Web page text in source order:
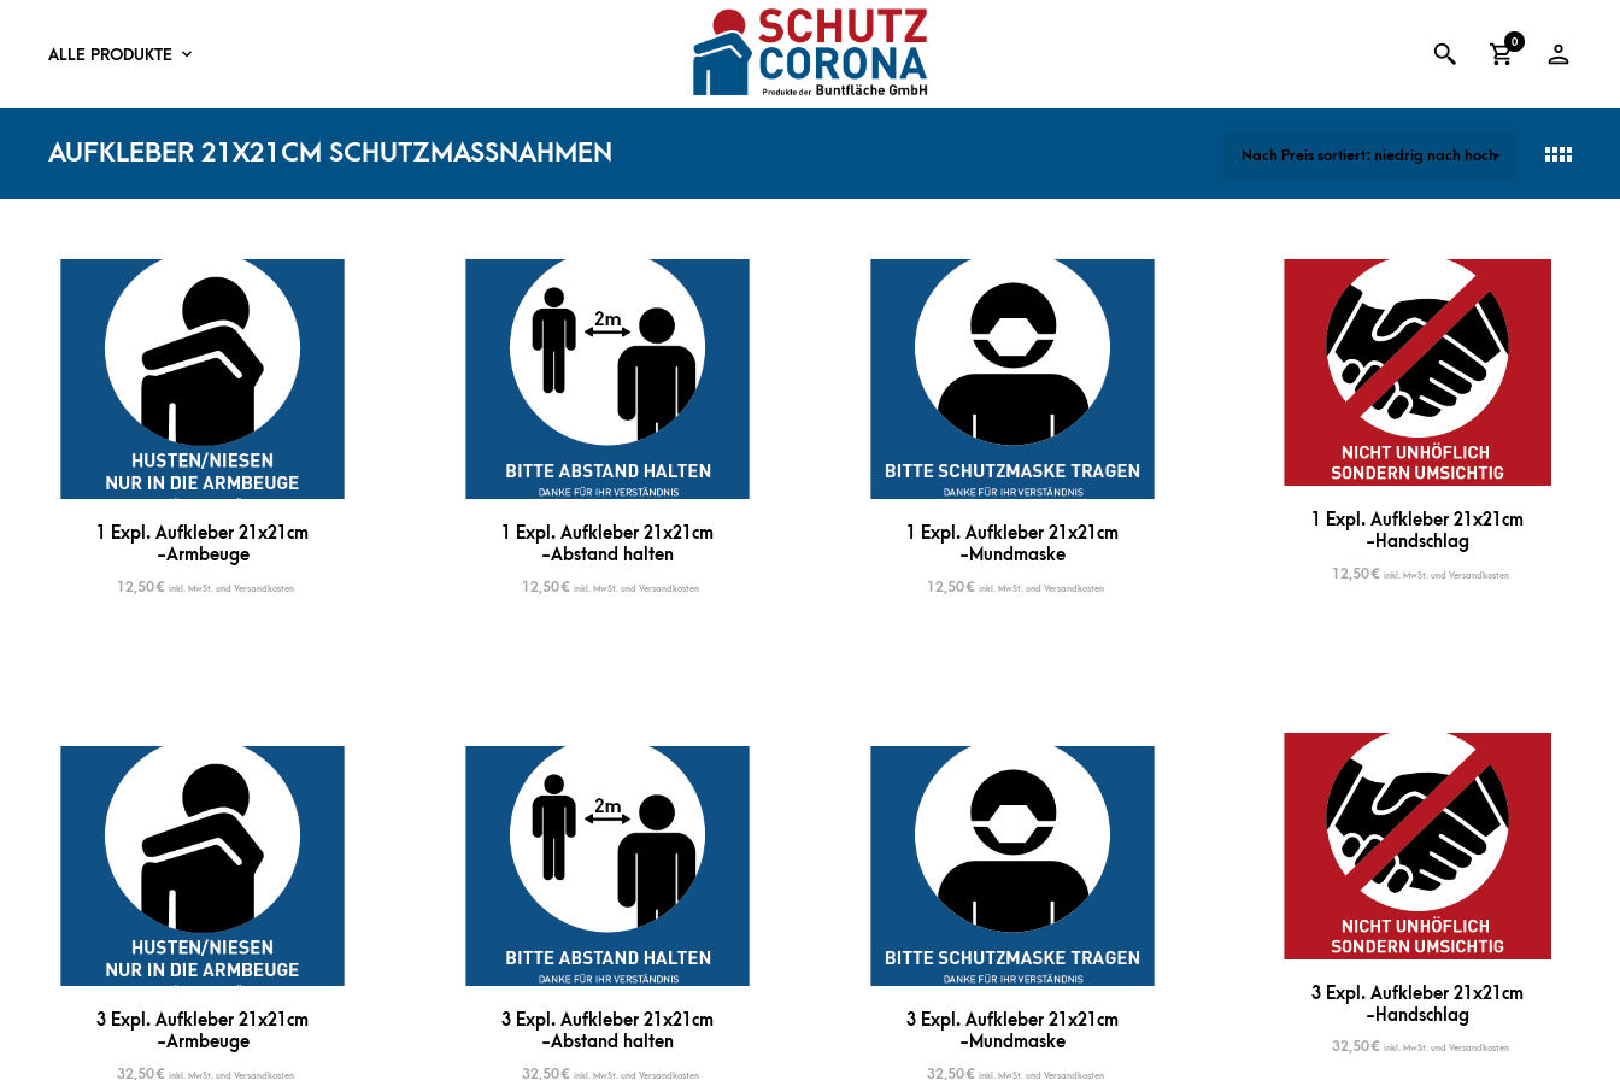
ALLE PRODUKTE
0
AUFKLEBER 21X21CM SCHUTZMASSNAHMEN
1 Expl. Aufkleber 21x21cm
-Armbeuge
12,50€ inkl. MwSt. und Versandkosten
3 Expl. Aufkleber 21x21cm
-Armbeuge
32,50€ inkl. MwSt. und Versandkosten
1 Expl. Aufkleber 21x21cm
-Abstand halten
12,50€ inkl. MwSt. und Versandkosten
3 Expl. Aufkleber 21x21cm
-Abstand halten
32,50€ inkl. MwSt. und Versandkosten
1 Expl. Aufkleber 21x21cm
-Mundmaske
12,50€ inkl. MwSt. und Versandkosten
3 Expl. Aufkleber 21x21cm
-Mundmaske
32,50€ inkl. MwSt. und Versandkosten
1 Expl. Aufkleber 21x21cm
-Handschlag
12,50€ inkl. MwSt. und Versandkosten
3 Expl. Aufkleber 21x21cm
-Handschlag
32,50€ inkl. MwSt. und Versandkosten